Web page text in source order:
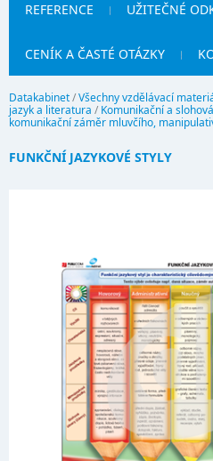
REFERENCE UŽITEČNÉ
CENÍK A ČASTÉ OTÁZKY
Datakabinet/Všechny vzdělávací
jazyk a literatura / Komunikační a
komunikační záměr mluvčího,
FUNKČNÍ JAZYKOVÉ STYLY